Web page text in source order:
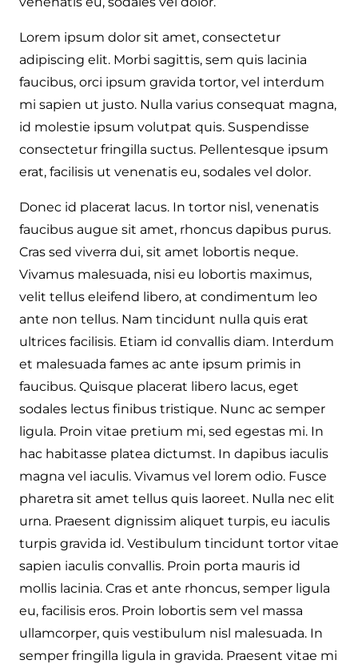
Lorem ipsum dolor sit amet, consectetur
adipiscing elit. Morbi sagittis, sem quis lacinia
faucibus, orci ipsum gravida tortor, vel interdum
mi sapien ut justo. Nulla varius consequat magna,
id molestie ipsum volutpat quis. Suspendisse
consectetur fringilla suctus. Pellentesque ipsum
erat, facilisis ut venenatis eu, sodales vel dolor.
Donec id placerat lacus. In tortor nisl, venenatis
faucibus augue sit amet, rhoncus dapibus purus.
Cras sed viverra dui, sit amet lobortis neque.
Vivamus malesuada, nisi eu lobortis maximus,
velit tellus eleifend libero, at condimentum leo
ante non tellus. Nam tincidunt nulla quis erat
ultrices facilisis. Etiam id convallis diam. Interdum
et malesuada fames ac ante ipsum primis in
faucibus. Quisque placerat libero lacus, eget
sodales lectus finibus tristique. Nunc ac semper
ligula. Proin vitae pretium mi, sed egestas mi. In
hac habitasse platea dictumst. In dapibus iaculis
magna vel iaculis. Vivamus vel lorem odio. Fusce
pharetra sit amet tellus quis laoreet. Nulla nec elit
urna. Praesent dignissim aliquet turpis, eu iaculis
turpis gravida id. Vestibulum tincidunt tortor vitae
sapien iaculis convallis. Proin porta mauris id
mollis lacinia. Cras et ante rhoncus, semper ligula
eu, facilisis eros. Proin lobortis sem vel massa
ullamcorper, quis vestibulum nisl malesuada. In
semper fringilla ligula in gravida. Praesent vitae mi